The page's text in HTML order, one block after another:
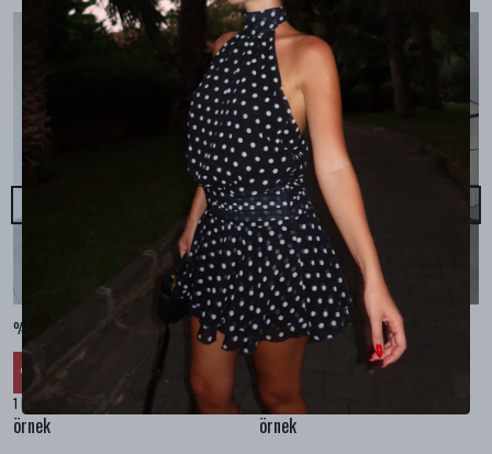
%100 KETEN CEPLİ ŞALVAR PANTOLON - Bej
%
₺ 2,299.99
1 Renk 4 Beden
örnek
%100 KETEN SALAŞ GÖMLEK - Bej
₺ 2,099.99
₺ 1,469.99
1 Renk 4 Beden
örnek